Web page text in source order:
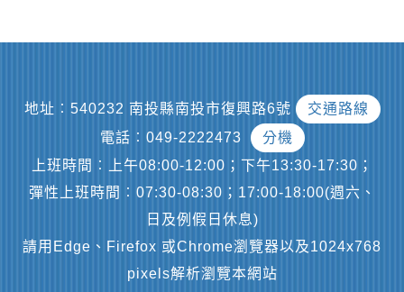
地址︰540232 南投縣南投市復興路6號
交通路線
電話︰049-2222473
分機
上班時間︰上午08:00-12:00；下午13:30-17:30；
彈性上班時間︰07:30-08:30；17:00-18:00(週六、
日及例假日休息)
請用Edge、Firefox 或Chrome瀏覽器以及1024x768
pixels解析瀏覽本網站